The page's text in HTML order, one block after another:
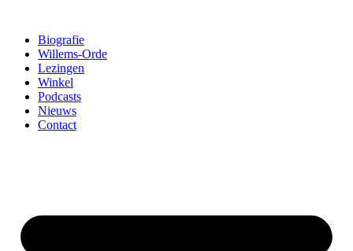
inhoud
Biografie
Willems-Orde
Lezingen
Winkel
Podcasts
Nieuws
Contact